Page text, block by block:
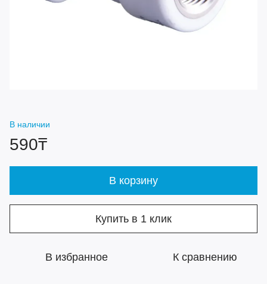
В наличии
590₸
В корзину
Купить в 1 клик
В избранное К сравнению